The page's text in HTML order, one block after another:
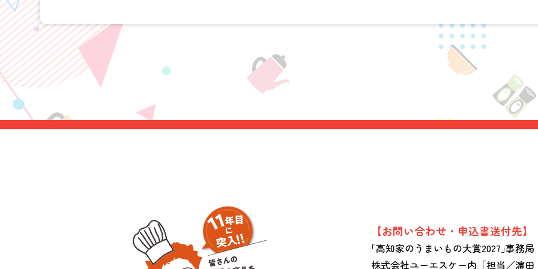
【お問い合わせ・申込書送付先】
｢高知家のうまいもの大賞2027｣事務局
株式会社ユーエスケー内［担当／濵田